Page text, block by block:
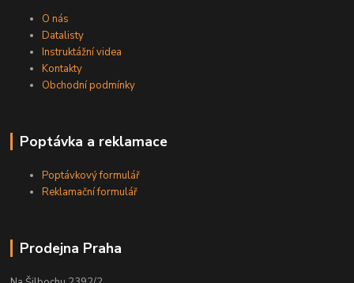
O nás
Datalisty
Instruktážní videa
Kontakty
Obchodní podmínky
Poptávka a reklamace
Poptávkový formulář
Reklamační formulář
Prodejna Praha